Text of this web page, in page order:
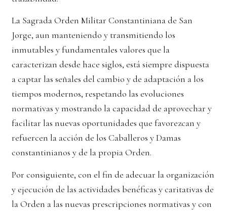
La Sagrada Orden Militar Constantiniana de San
Jorge, aun manteniendo y transmitiendo los
inmutables y fundamentales valores que la
caracterizan desde hace siglos, está siempre dispuesta
a captar las señales del cambio y de adaptación a los
tiempos modernos, respetando las evoluciones
normativas y mostrando la capacidad de aprovechar y
facilitar las nuevas oportunidades que favorezcan y
refuercen la acción de los Caballeros y Damas
constantinianos y de la propia Orden.
Por consiguiente, con el fin de adecuar la organización
y ejecución de las actividades benéficas y caritativas de
la Orden a las nuevas prescripciones normativas y con